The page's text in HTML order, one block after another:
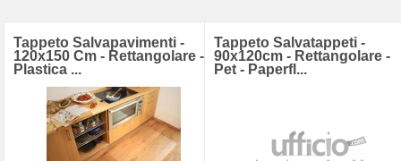
Tappeto Salvapavimenti -
120x150 Cm - Rettangolare -
Plastica ...
Tappeto Salvatappeti -
90x120cm - Rettangolare -
Pet - Paperfl...